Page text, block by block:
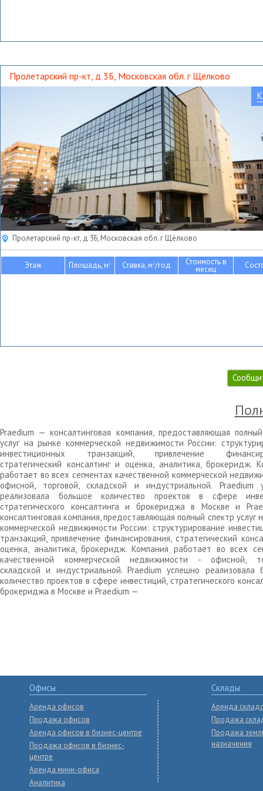
Пролетарский пр-кт, д 3Б, Московская обл. г Щёлково
Пролетарский пр-кт, д 3Б, Московская обл. г Щёлково
Этаж Площадь, м2 Ставка, м2/год Стоимость в
месяц
Praedium — консалтинговая компания, предоставляющая
услуг на рынке коммерческой недвижимости России:
инвестиционных транзакций, привлечение
стратегический консалтинг и оценка, аналитика, брокеридж.
работает во всех сегментах качественной коммерческой
офисной, торговой, складской и индустриальной. Praedium
реализовала большое количество проектов в сфере
стратегического консалтинга и брокериджа в Москве и
консалтинговая компания, предоставляющая полный спектр услуг
коммерческой недвижимости России: структурирование
транзакций, привлечение финансирования, стратегический
оценка, аналитика, брокеридж. Компания работает во всех
качественной коммерческой недвижимости - офисной,
складской и индустриальной. Praedium успешно реализовала
количество проектов в сфере инвестиций, стратегического
брокериджа в Москве и Praedium —
Офисы
Аренда офисов
Продажа офисов
Аренда офисов в бизнес-центре
Продажа офисов в бизнес-
центре
Аренда мини-офиса
Аналитика
Склады
Аренда
Продажа
Продажа
назначения